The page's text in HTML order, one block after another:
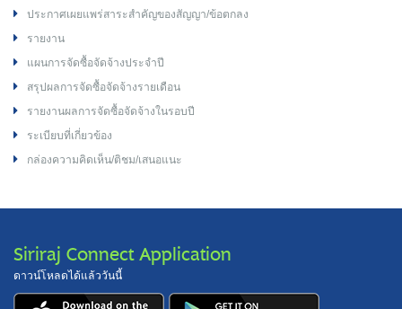
ประกาศเผยแพร่สาระสำคัญของสัญญา/ข้อตกลง
รายงาน
แผนการจัดซื้อจัดจ้างประจำปี
สรุปผลการจัดซื้อจัดจ้างรายเดือน
รายงานผลการจัดซื้อจัดจ้างในรอบปี
ระเบียบที่เกี่ยวข้อง
กล่องความคิดเห็น/ติชม/เสนอแนะ
Siriraj Connect Application
ดาวน์โหลดได้แล้ววันนี้